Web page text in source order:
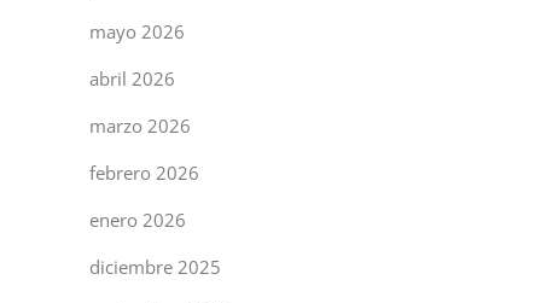
mayo 2026
abril 2026
marzo 2026
febrero 2026
enero 2026
diciembre 2025